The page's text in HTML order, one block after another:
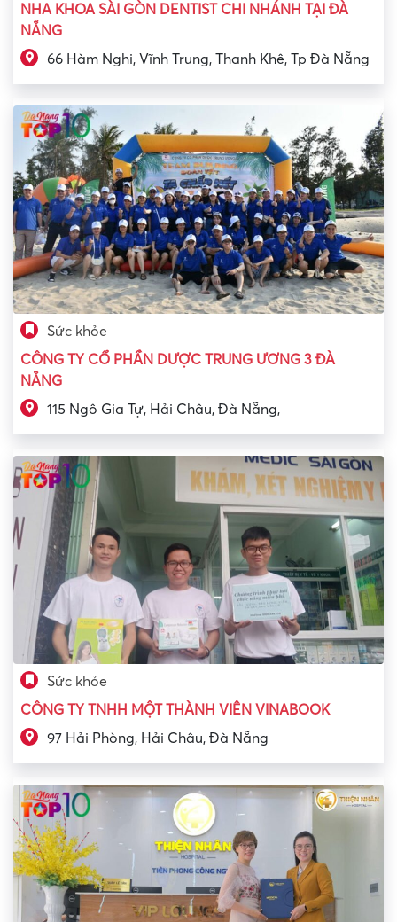
NHA KHOA SÀI GÒN DENTIST CHI NHÁNH TẠI ĐÀ
NẴNG
66 Hàm Nghi, Vĩnh Trung, Thanh Khê, Tp Đà Nẵng
Sức khỏe
CÔNG TY CỔ PHẦN DƯỢC TRUNG ƯƠNG 3 ĐÀ
NẴNG
115 Ngô Gia Tự, Hải Châu, Đà Nẵng,
Sức khỏe
CÔNG TY TNHH MỘT THÀNH VIÊN VINABOOK
97 Hải Phòng, Hải Châu, Đà Nẵng